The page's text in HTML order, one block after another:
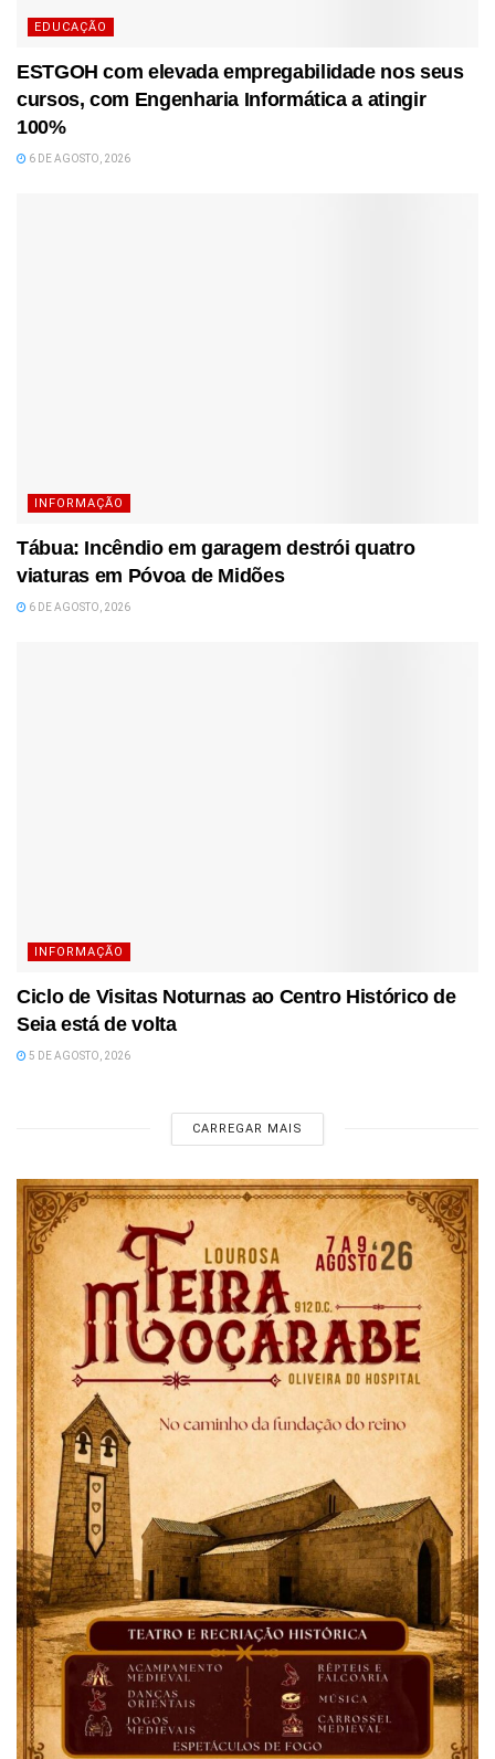
EDUCAÇÃO
ESTGOH com elevada empregabilidade nos seus
cursos, com Engenharia Informática a atingir
100%
6 DE AGOSTO, 2026
INFORMAÇÃO
Tábua: Incêndio em garagem destrói quatro
viaturas em Póvoa de Midões
6 DE AGOSTO, 2026
INFORMAÇÃO
Ciclo de Visitas Noturnas ao Centro Histórico de
Seia está de volta
5 DE AGOSTO, 2026
CARREGAR MAIS